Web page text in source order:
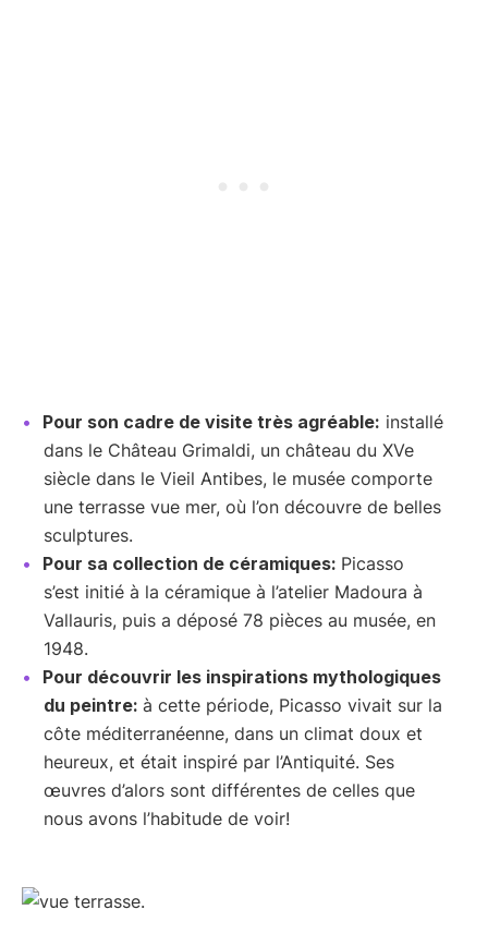
Pour son cadre de visite très agréable: installé
dans le Château Grimaldi, un château du XVe
siècle dans le Vieil Antibes, le musée comporte
une terrasse vue mer, où l’on découvre de belles
sculptures.
Pour sa collection de céramiques: Picasso
s’est initié à la céramique à l’atelier Madoura à
Vallauris, puis a déposé 78 pièces au musée, en
1948.
Pour découvrir les inspirations mythologiques
du peintre: à cette période, Picasso vivait sur la
côte méditerranéenne, dans un climat doux et
heureux, et était inspiré par l’Antiquité. Ses
œuvres d’alors sont différentes de celles que
nous avons l’habitude de voir!